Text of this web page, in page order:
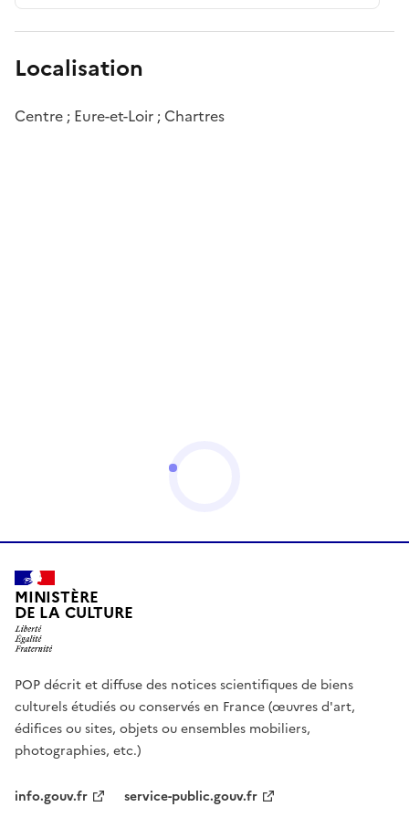
Localisation
Centre ; Eure-et-Loir ; Chartres
MINISTÈRE
DE LA CULTURE
POP décrit et diffuse des notices scientifiques de biens
culturels étudiés ou conservés en France (œuvres d'art,
édifices ou sites, objets ou ensembles mobiliers,
photographies, etc.)
info.gouv.fr
service-public.gouv.fr